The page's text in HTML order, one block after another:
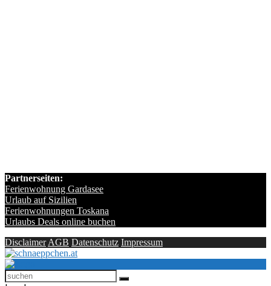
Partnerseiten:
Ferienwohnung Gardasee
Urlaub auf Sizilien
Ferienwohnungen Toskana
Urlaubs Deals online buchen
Disclaimer AGB Datenschutz Impressum